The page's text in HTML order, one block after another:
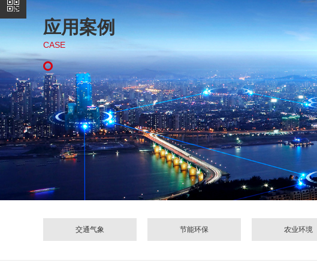
应用案例
CASE
交通气象 节能环保 农业环境